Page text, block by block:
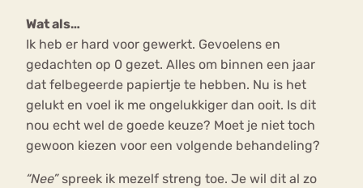
Wat als…
Ik heb er hard voor gewerkt. Gevoelens en
gedachten op 0 gezet. Alles om binnen een jaar
dat felbegeerde papiertje te hebben. Nu is het
gelukt en voel ik me ongelukkiger dan ooit. Is dit
nou echt wel de goede keuze? Moet je niet toch
gewoon kiezen voor een volgende behandeling?
“Nee”spreek ik mezelf streng toe. Je wil dit al zo